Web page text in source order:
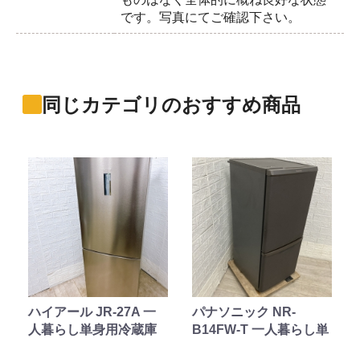
です。写真にてご確認下さい。
同じカテゴリのおすすめ商品
ハイアール JR-27A 一
人暮らし単身用冷蔵庫
パナソニック NR-
B14FW-T 一人暮らし単